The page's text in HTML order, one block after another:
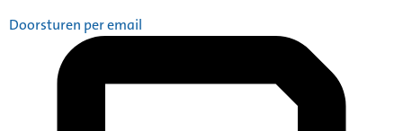
Doorsturen per email